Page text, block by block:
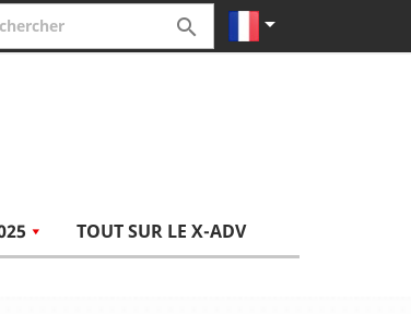
 
TOUT SUR LE X-ADV